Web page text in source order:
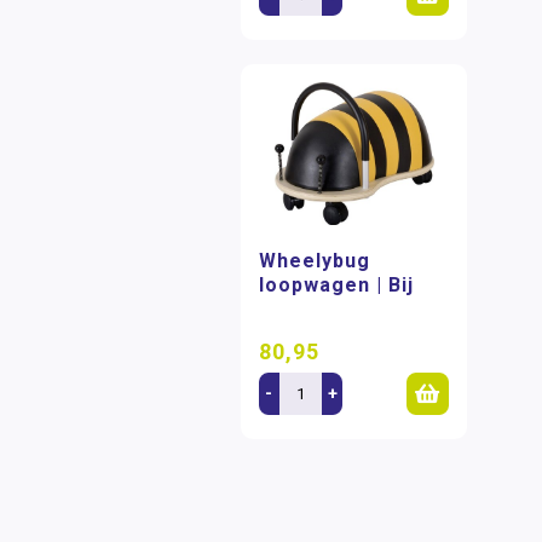
Wheelybug
loopwagen | Bij
80,95
- +